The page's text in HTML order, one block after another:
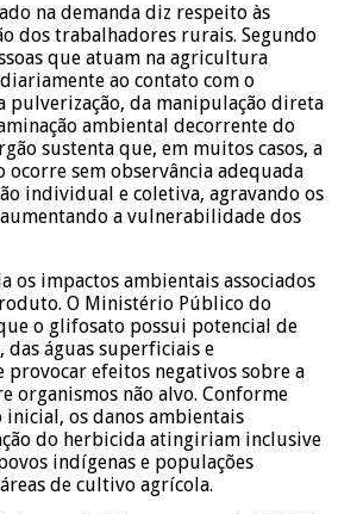
na demanda diz respeito às
dos trabalhadores rurais. Segundo
que atuam na agricultura
ao contato com o
pulverização, da manipulação direta
ambiental decorrente do
sustenta que, em muitos casos, a
sem observância adequada
individual e coletiva, agravando os
a vulnerabilidade dos
os impactos ambientais associados
O Ministério Público do
o glifosato possui potencial de
das águas superficiais e
provocar efeitos negativos sobre a
organismos não alvo. Conforme
inicial, os danos ambientais
do herbicida atingiriam inclusive
indígenas e populações
de cultivo agrícola.